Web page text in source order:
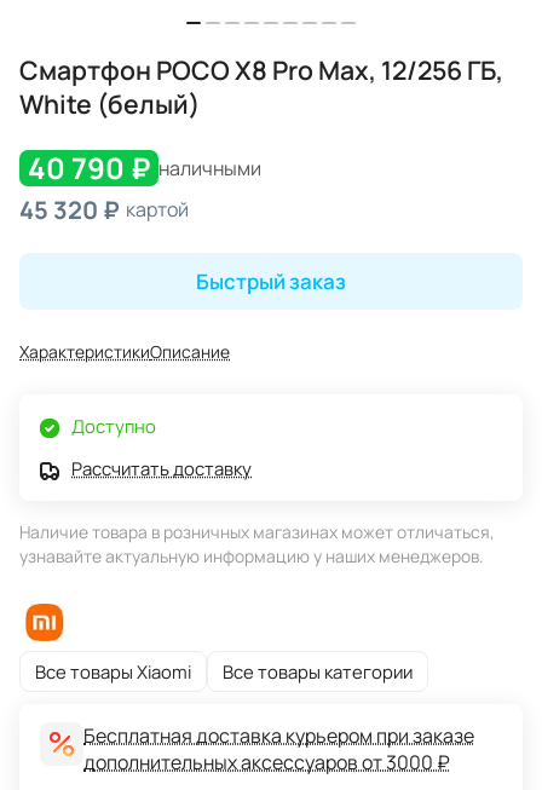
Смартфон POCO X8 Pro Max, 12/256 ГБ,
White (белый)
40 790 ₽ наличными
45 320 ₽ картой
Быстрый заказ
ХарактеристикиОписание
Доступно
Рассчитать доставку
Наличие товара в розничных магазинах может отличаться,
узнавайте актуальную информацию у наших менеджеров.
Все товары Xiaomi Все товары категории
Бесплатная доставка курьером при заказе
дополнительных аксессуаров от 3000 ₽